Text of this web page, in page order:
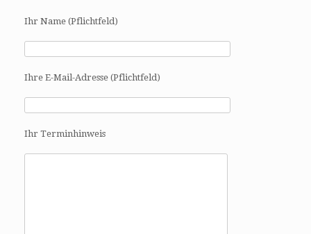
Ihr Name (Pflichtfeld)
Ihre E-Mail-Adresse (Pflichtfeld)
Ihr Terminhinweis